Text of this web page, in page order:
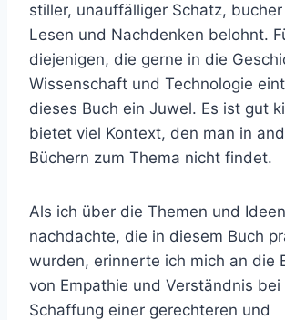
stiller, unauffälliger Schatz,
Lesen und Nachdenken belohnt.
diejenigen, die gerne in die
Wissenschaft und Technologie
dieses Buch ein Juwel. Es ist gut
bietet viel Kontext, den man in
Büchern zum Thema nicht findet.
Als ich über die Themen und Ideen
nachdachte, die in diesem Buch
wurden, erinnerte ich mich an die
von Empathie und Verständnis bei
Schaffung einer gerechteren und